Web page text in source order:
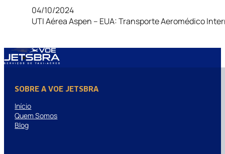
04/10/2024
UTI Aérea Aspen – EUA: Transporte Aeromédico
SOBRE A VOE JETSBRA
Início
Quem Somos
Blog